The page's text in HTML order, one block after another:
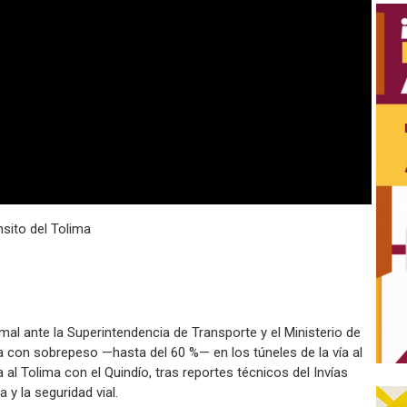
del Tolima
ante la Superintendencia de Transporte y el Ministerio de
sobrepeso —hasta del 60 %— en los túneles de la vía al
Tolima con el Quindío, tras reportes técnicos del Invías
y la seguridad vial.